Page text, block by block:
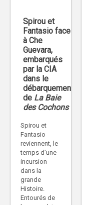
Spirou et
Fantasio face
à Che
Guevara,
embarqués
par la CIA
dans le
débarquement
de La Baie
des Cochons
Spirou et
Fantasio
reviennent, le
temps d’une
incursion
dans la
grande
Histoire.
Entourés de